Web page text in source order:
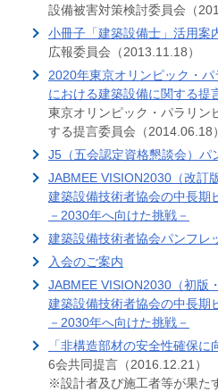
設備被害対策検討委員会（
小冊子「建築設備士」活用案
広報委員会（2013.11.18）
2020年東京オリンピック・
における建築設備に関する提
東京オリンピック・パラリン
する提言委員会（2014.06.18）
J5（五会認定資格懇談会）パ
JABMEE VISION2030（改訂
建築設備技術者協会の中長期
－2030年へ向けた挑戦－
建築設備技術者協会パンフレ
入会のご案内
JABMEE VISION2030（初版
建築設備技術者協会の中長期
－2030年へ向けた挑戦－
「非構造部材の安全性確保に
6会共同提言（2016.12.21）
※設計者及び施工者等が果た